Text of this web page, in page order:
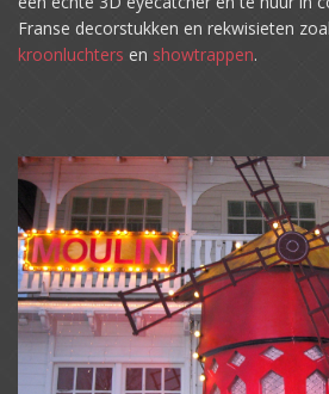
Franse decorstukken en rekwisieten
kroonluchters en showtrappen.